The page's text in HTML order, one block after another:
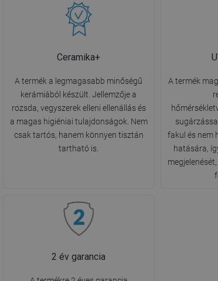
Ceramika+
A termék a legmagasabb minőségű
kerámiából készült. Jellemzője a
rozsda, vegyszerek elleni ellenállás és
a magas higiéniai tulajdonságok. Nem
csak tartós, hanem könnyen tisztán
tartható is.
A termék
fakul és nem
hatására,
2 év garancia